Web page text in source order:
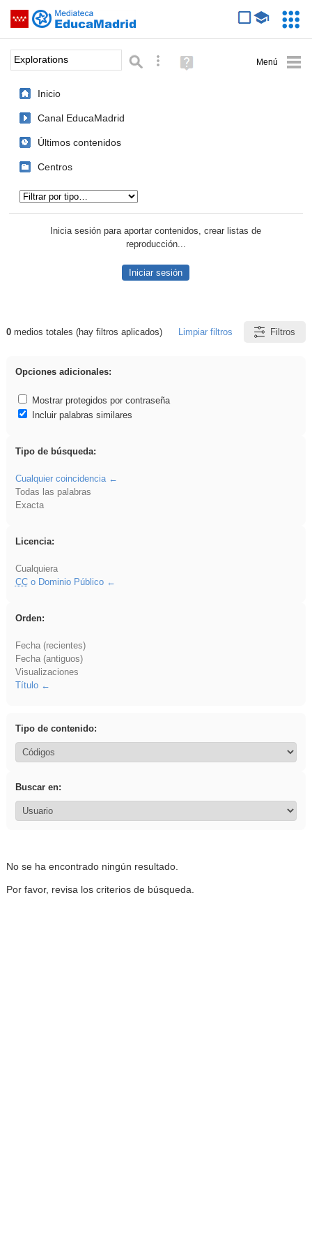
Saltar navegación
Palabra o frase: Búsqueda avanzada
Ayuda
(en
Inicio
Canal EducaMadrid
Últimos contenidos
Centros
Inicia sesión para aportar contenidos, crear listas de
reproducción...
Iniciar sesión
Resultados de: Explorations
0medios totales (hay filtros aplicados) Limpiar filtros Filtros
Opciones adicionales:
Mostrar protegidos por contraseña
Incluir palabras similares
Tipo de búsqueda:
Cualquier coincidencia
Todas las palabras
Exacta
Licencia:
Cualquiera
CCo Dominio Público
Orden:
Fecha (recientes)
Fecha (antiguos)
Visualizaciones
Título
Tipo de contenido:
Buscar en:
No se ha encontrado ningún resultado.
Por favor, revisa los criterios de búsqueda.